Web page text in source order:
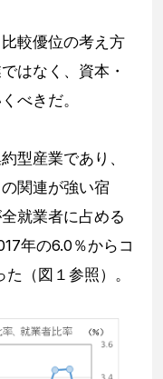
較優位の考え方
はなく、資本・
べきだ。
型産業であり、
関連が強い宿
就業者に占める
年の6.0％からコ
（図１参照）。